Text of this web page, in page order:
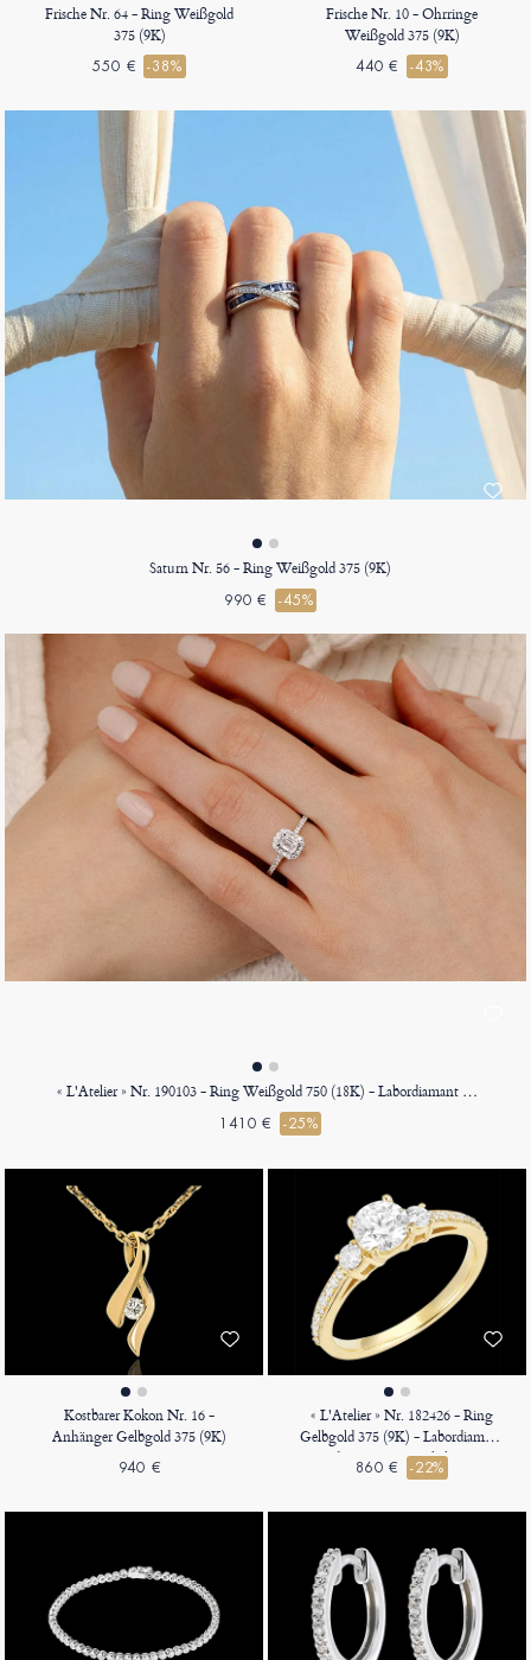
Frische Nr. 64 - Ring Weißgold
375 (9K)
550 € -38%
Frische Nr. 10 - Ohrringe
Weißgold 375 (9K)
440 € -43%
Saturn Nr. 56 - Ring Weißgold 375 (9K)
990 € -45%
« L'Atelier » Nr. 190103 - Ring Weißgold 750 (18K) - Labordiamant Rechteckig 0.5 Karat - Halo Labordiamant - Fassung Labordiamant
1410 € -25%
Kostbarer Kokon Nr. 16 -
Anhänger Gelbgold 375 (9K)
940 €
« L'Atelier » Nr. 182426 - Ring
Gelbgold 375 (9K) - Labordiamant
Rund 0.5 Karat - Seitliche Steine
Labordiamant - Fassung
860 € -22%